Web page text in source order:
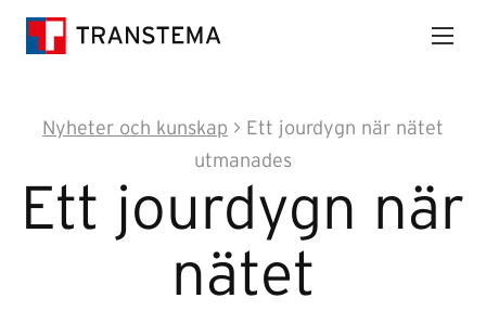
Nyheter och kunskap > Ett jourdygn när nätet
utmanades
Ett jourdygn när
nätet